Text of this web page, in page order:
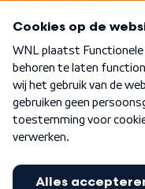
Nieuwsbrief
Word Lid